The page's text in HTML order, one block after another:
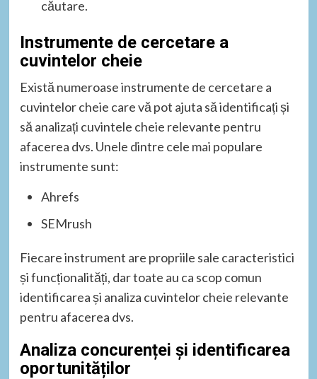
căutare.
Instrumente de cercetare a
cuvintelor cheie
Există numeroase instrumente de cercetare a
cuvintelor cheie care vă pot ajuta să identificați și
să analizați cuvintele cheie relevante pentru
afacerea dvs. Unele dintre cele mai populare
instrumente sunt:
Ahrefs
SEMrush
Fiecare instrument are propriile sale caracteristici
și funcționalități, dar toate au ca scop comun
identificarea și analiza cuvintelor cheie relevante
pentru afacerea dvs.
Analiza concurenței și identificarea
oportunităților